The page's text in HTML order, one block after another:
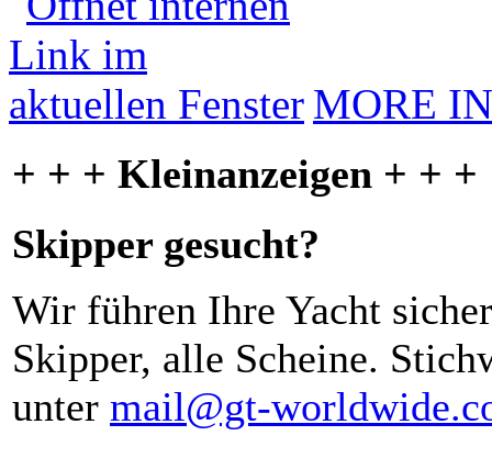
MORE
+ + + Kleinanzeigen + + +
Skipper gesucht?
Wir führen Ihre Yacht
Skipper, alle Scheine.
unter mail@gt-